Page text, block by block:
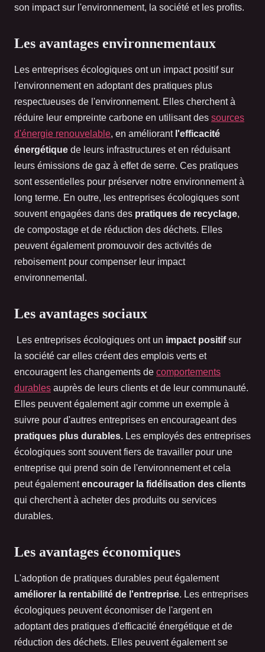
son impact sur l'environnement, la société et les profits.
Les avantages environnementaux
Les entreprises écologiques ont un impact positif sur
l'environnement en adoptant des pratiques plus
respectueuses de l'environnement. Elles cherchent à
réduire leur empreinte carbone en utilisant des sources
d'énergie renouvelable, en améliorant l'efficacité
énergétique de leurs infrastructures et en réduisant
leurs émissions de gaz à effet de serre. Ces pratiques
sont essentielles pour préserver notre environnement à
long terme. En outre, les entreprises écologiques sont
souvent engagées dans des pratiques de recyclage,
de compostage et de réduction des déchets. Elles
peuvent également promouvoir des activités de
reboisement pour compenser leur impact
environnemental.
Les avantages sociaux
Les entreprises écologiques ont un impact positifsur
la société car elles créent des emplois verts et
encouragent les changements de comportements
durables auprès de leurs clients et de leur communauté.
Elles peuvent également agir comme un exemple à
suivre pour d'autres entreprises en encourageant des
pratiques plus durables. Les employés des entreprises
écologiques sont souvent fiers de travailler pour une
entreprise qui prend soin de l'environnement et cela
peut égalementencourager la fidélisation des clients
qui cherchent à acheter des produits ou services
durables.
Les avantages économiques
L'adoption de pratiques durables peut également
améliorer la rentabilité de l'entreprise. Les entreprises
écologiques peuvent économiser de l'argent en
adoptant des pratiques d'efficacité énergétique et de
réduction des déchets. Elles peuvent également se